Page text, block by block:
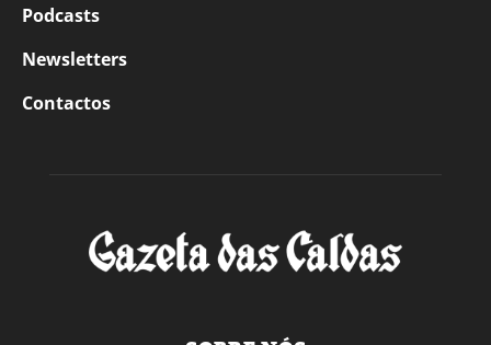
Podcasts
Newsletters
Contactos